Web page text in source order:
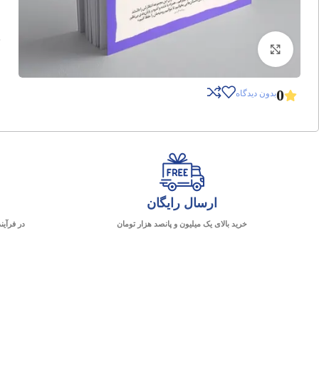
0بدون دیدگاه
ارسال رایگان
خرید بالای یک میلیون و پانصد هزار تومان در